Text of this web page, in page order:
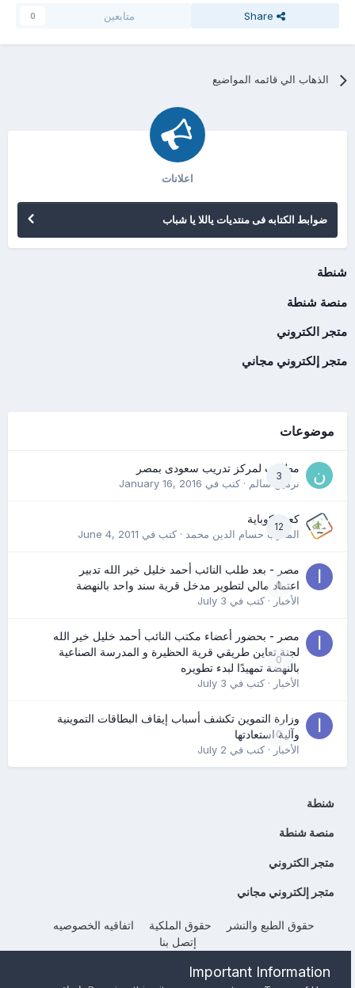
Share متابعين 0
الذهاب الي قائمه المواضيع
اعلانات
ضوابط الكتابه فى منتديات ياللا يا شباب
شنطة
منصة شنطة
متجر الكتروني
متجر إلكتروني مجاني
موضوعات
3
مطلوب لمركز تدريب سعودى بمصر
نرمين سالم· كتب في January 16, 2016
12
كعب كوباية
المدرب حسام الدين محمد· كتب في June 4, 2011
0
مصر - بعد طلب النائب أحمد خليل خير الله تدبير
اعتماد مالي لتطوير مدخل قرية سند واحد بالنهضة
الأخبار· كتب في July 3
0
مصر - بحضور أعضاء مكتب النائب أحمد خليل خير الله
لجنة تعاين طريقي قرية الحظيرة و المدرسة الصناعية
بالنهضة تمهيدًا لبدء تطويره
الأخبار· كتب في July 3
0
وزارة التموين تكشف أسباب إيقاف البطاقات التموينية
وآلية استعادتها
الأخبار· كتب في July 2
شنطة
منصة شنطة
متجر الكتروني
متجر إلكتروني مجاني
حقوق الطبع والنشر حقوق الملكية
اتفاقيه الخصوصيه
إتصل بنا
Important Information